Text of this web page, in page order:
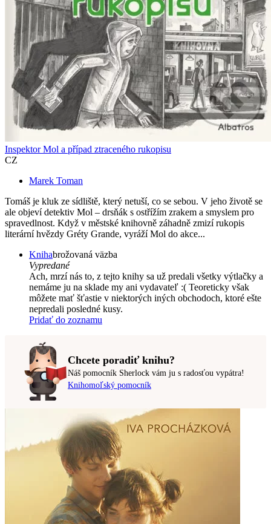
Inspektor Mol a případ ztraceného rukopisu
CZ
Marek Toman
Tomáš je kluk ze sídliště, který netuší, co se sebou. V jeho životě se
ale objeví detektiv Mol – drsňák s ostřížím zrakem a smyslem pro
spravedlnost. Když v městské knihovně záhadně zmizí rukopis
literární hvězdy Gréty Grande, vyráží Mol do akce...
Knihabrožovaná väzba
Vypredané
Ach, mrzí nás to, z tejto knihy sa už predali všetky výtlačky a
nemáme ju na sklade my ani vydavateľ :( Teoreticky však
môžete mať šťastie v niektorých iných obchodoch, ktoré ešte
nepredali posledné kusy.
Pridať do zoznamu
Chcete poradiť knihu?
Náš pomocník Sherlock vám ju s radosťou vypátra!
Knihomoľský pomocník